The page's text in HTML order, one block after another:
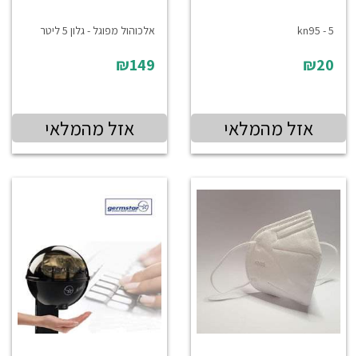
kn95 - 5
₪20
אזל מהמלאי
אלכוהול מפוגל - גלון 5 ליטר
₪149
אזל מהמלאי